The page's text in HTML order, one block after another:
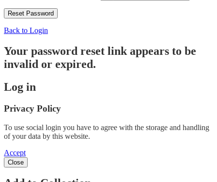
Back to Login
Your password reset link appears to be
invalid or expired.
Log in
Privacy Policy
To use social login you have to agree with the storage and handling
of your data by this website.
Accept
Close